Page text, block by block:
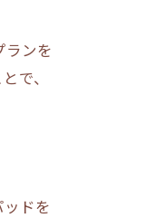
ンを
で、
ドを